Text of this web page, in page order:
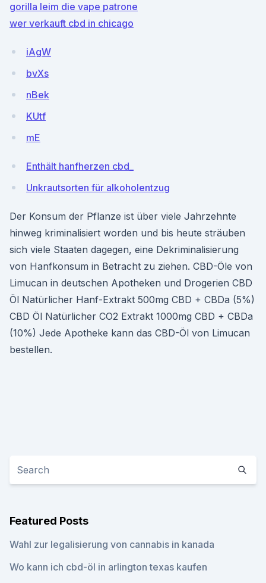
gorilla leim die vape patrone
wer verkauft cbd in chicago
iAgW
bvXs
nBek
KUtf
mE
Enthält hanfherzen cbd_
Unkrautsorten für alkoholentzug
Der Konsum der Pflanze ist über viele Jahrzehnte
hinweg kriminalisiert worden und bis heute sträuben
sich viele Staaten dagegen, eine Dekriminalisierung
von Hanfkonsum in Betracht zu ziehen. CBD-Öle von
Limucan in deutschen Apotheken und Drogerien CBD
Öl Natürlicher Hanf-Extrakt 500mg CBD + CBDa (5%)
CBD Öl Natürlicher CO2 Extrakt 1000mg CBD + CBDa
(10%) Jede Apotheke kann das CBD-Öl von Limucan
bestellen.
Featured Posts
Wahl zur legalisierung von cannabis in kanada
Wo kann ich cbd-öl in arlington texas kaufen